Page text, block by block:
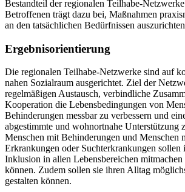
Bestandteil der regionalen Teilhabe-
Betroffenen trägt dazu bei, Maßnahmen
an den tatsächlichen Bedürfnissen
Ergebnisorientierung
Die regionalen Teilhabe-Netzwerke sind auf
nahen Sozialraum ausgerichtet. Ziel der
regelmäßigen Austausch, verbindliche
Kooperation die Lebensbedingungen von
Behinderungen messbar zu verbessern und
abgestimmte und wohnortnahe Unterstützung
Menschen mit Behinderungen und Menschen
Erkrankungen oder Suchterkrankungen sollen
Inklusion in allen Lebensbereichen
können. Zudem sollen sie ihren Alltag
gestalten können.